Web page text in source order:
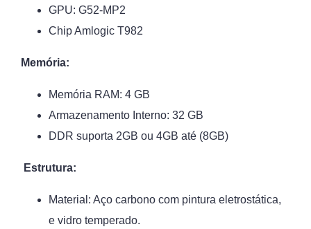
GPU: G52-MP2
Chip Amlogic T982
Memória:
Memória RAM: 4 GB
Armazenamento Interno: 32 GB
DDR suporta 2GB ou 4GB até (8GB)
Estrutura:
Material: Aço carbono com pintura eletrostática,
e vidro temperado.